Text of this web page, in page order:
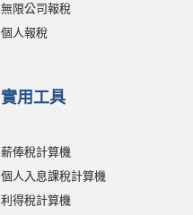
無限公司報稅
個人報稅
實用工具
薪俸稅計算機
個人入息課稅計算機
利得稅計算機